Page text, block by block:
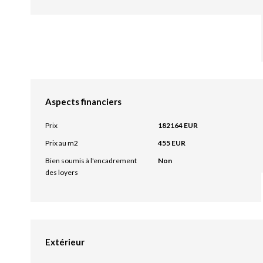
Aspects financiers
Prix
182164 EUR
Prix au m2
455 EUR
Bien soumis à l'encadrement
des loyers
Non
Extérieur